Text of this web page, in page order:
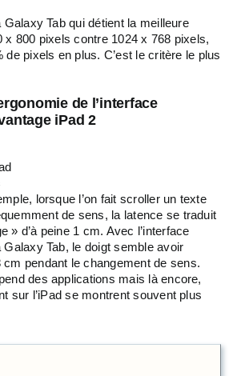
Galaxy Tab qui détient la meilleure
x 800 pixels contre 1024 x 768 pixels,
de pixels en plus. C’est le critère le plus
de l’interface
iPad 2
lorsque l’on fait scroller un texte
de sens, la latence se traduit
» d’à peine 1 cm. Avec l’interface
Galaxy Tab, le doigt semble avoir
cm pendant le changement de sens.
des applications mais là encore,
sur l’iPad se montrent souvent plus